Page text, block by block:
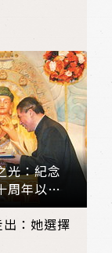
光：紀念
周年以及
壽
：她選擇